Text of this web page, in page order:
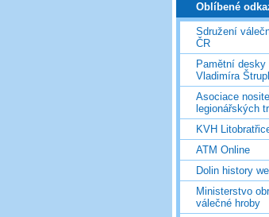
Oblíbené
Sdružení
ČR
Pamětní
Vladimíra
Asociace
legionářských
KVH
ATM Online
Dolin history
Ministerstvo
válečné hroby